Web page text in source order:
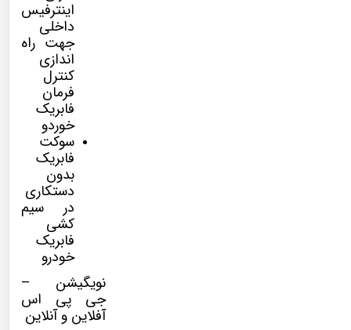
اینترفیس
داخلی
جهت راه
اندازی
کنترل
فرمان
فابریک
خوردو
سوکت
فابریک
بدون
دستکاری
در سیم
کشی
فابریک
خودرو
نویگیشن –
جی پی اس
آفلاین و آنلاین